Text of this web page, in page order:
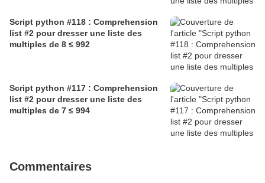
Script python #118 : Comprehension
list #2 pour dresser une liste des
multiples de 8 ≤ 992
Script python #117 : Comprehension
list #2 pour dresser une liste des
multiples de 7 ≤ 994
Commentaires